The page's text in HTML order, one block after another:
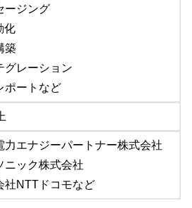
ージング
化
築
グレーション
ポートなど
力エナジーパートナー株式会社
ニック株式会社
社NTTドコモなど